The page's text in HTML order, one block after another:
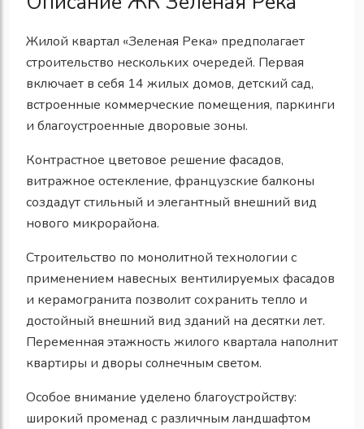
Жилой квартал «Зеленая Река» предполагает
строительство нескольких очередей. Первая
включает в себя 14 жилых домов, детский сад,
встроенные коммерческие помещения, паркинги
и благоустроенные дворовые зоны.
Контрастное цветовое решение фасадов,
витражное остекление, французские балконы
создадут стильный и элегантный внешний вид
нового микрорайона.
Строительство по монолитной технологии с
применением навесных вентилируемых фасадов
и керамогранита позволит сохранить тепло и
достойный внешний вид зданий на десятки лет.
Переменная этажность жилого квартала наполнит
квартиры и дворы солнечным светом.
Особое внимание уделено благоустройству:
широкий променад с различным ландшафтом